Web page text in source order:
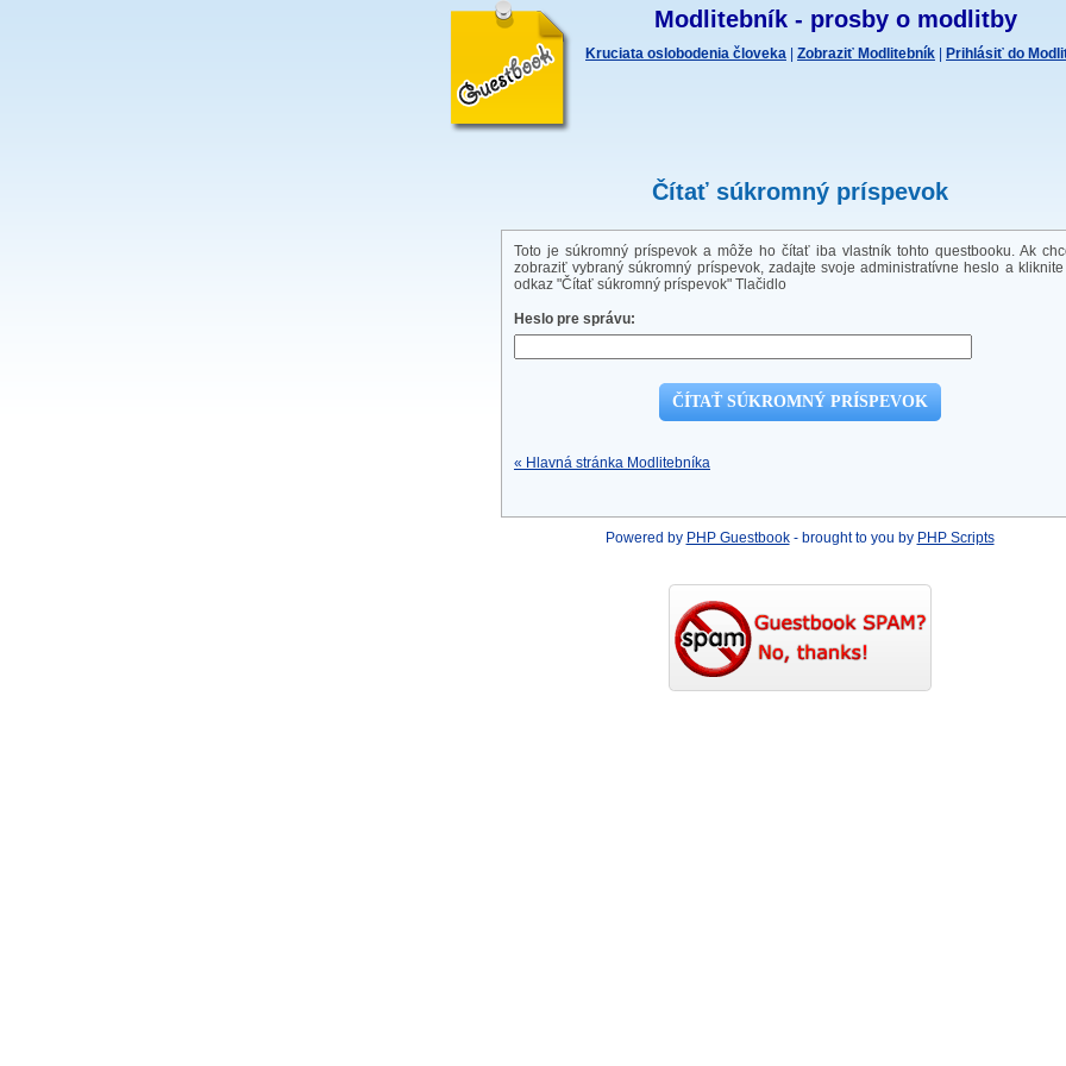
Modlitebník - prosby o modlitby
Kruciata oslobodenia človeka Zobraziť Modlitebník Prihlásiť do
Čítať súkromný príspevok
Toto je súkromný príspevok a môže ho čítať iba vlastník tohto questbooku. Ak
zobraziť vybraný súkromný príspevok, zadajte svoje administratívne heslo a
odkaz "Čítať súkromný príspevok" Tlačidlo
Heslo pre správu:
« Hlavná stránka Modlitebníka
Powered by PHP Guestbook- brought to you by PHP Scripts